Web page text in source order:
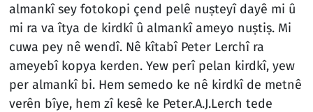
almankî sey fotokopi çend pelê nuṣteyî dayê mi û
mi ra va îtya de kirdkî û almankî ameyo nuṣtiṣ. Mi
cuwa pey nê wendî. Nê kîtabî Peter Lerchî ra
ameyebî kopya kerden. Yew perî pelan kirdkî, yew
per almankî bi. Hem semedo ke nê kirdkî de metnê
verên bîye, hem zî kesê ke Peter.A.J.Lerch tede